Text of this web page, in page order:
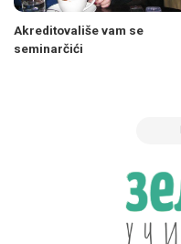
Akreditovališe vam se
seminarčići